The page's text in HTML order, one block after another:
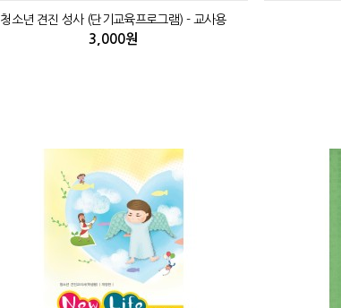
청소년 견진 성사 (단기교육프로그램) - 교사용
3,000원